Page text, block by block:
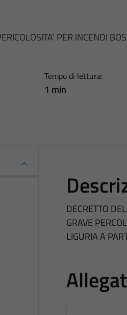
PER INCENDI
Tempo di lettura:
1 min
DECRETTO
GRAVE
LIGURIA A